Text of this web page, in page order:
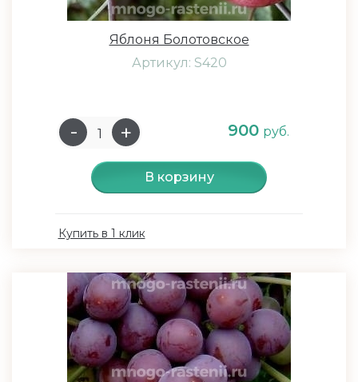
Яблоня Болотовское
Артикул: S420
900 руб.
В корзину
Купить в 1 клик